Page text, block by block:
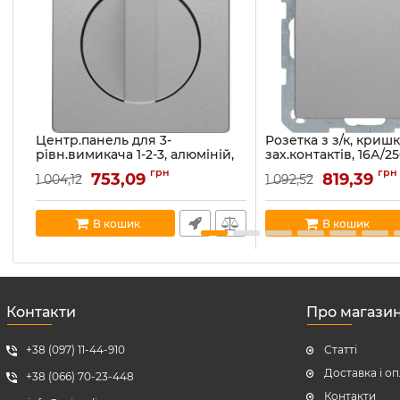
Центр.панель для 3-
рівн.вимикача 1-2-3, алюміній,
Артикул:
1084608400
В наявності:1
1 004,12 753,09 грн
В кошик
Розетка з з/к,
зах.контактів, 16А/
алюміній, Q.x
Артикул:47516084
В наявності:6
1 092,52 819,39 грн
В кошик
Контакти
+38 (097) 11-44-910
+38 (066) 70-23-448
Про
Статті
Доставка і
Контакти